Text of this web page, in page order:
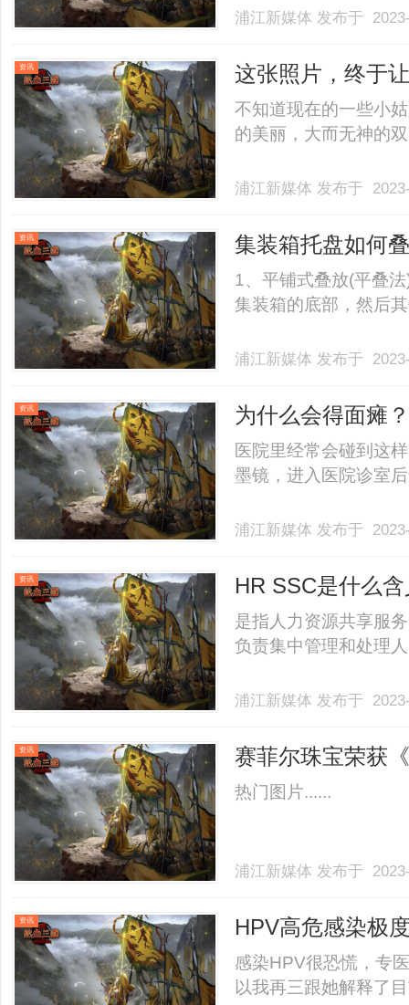
浦江新媒体 发布于
资讯 这张照片，终于
不知道现在的一些小
的美丽，大而无神的
浦江新媒体 发布于
资讯 集装箱托盘如何
1、平铺式叠放(平叠
集装箱的底部，然后
浦江新媒体 发布于
资讯 为什么会得面瘫
医院里经常会碰到这
墨镜，进入医院诊室
浦江新媒体 发布于
资讯 HR SSC是什么
是指人力资源共享服
负责集中管理和处理
浦江新媒体 发布于
资讯 赛菲尔珠宝荣获
热门图片......
浦江新媒体 发布于
资讯
HPV高危感染极
务
感染HPV很恐慌，专
以我再三跟她解释了